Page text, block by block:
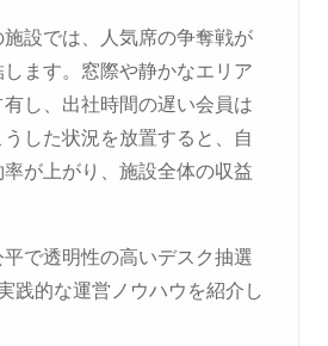
設では、人気席の争奪戦が
ます。窓際や静かなエリア
し、出社時間の遅い会員は
した状況を放置すると、自
が上がり、施設全体の収益
で透明性の高いデスク抽選
践的な運営ノウハウを紹介し